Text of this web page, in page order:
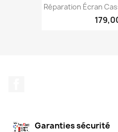
Réparation Écran
Garanties sécurité